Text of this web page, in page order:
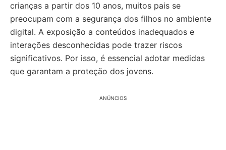
crianças a partir dos 10 anos, muitos pais se
preocupam com a segurança dos filhos no ambiente
digital. A exposição a conteúdos inadequados e
interações desconhecidas pode trazer riscos
significativos. Por isso, é essencial adotar medidas
que garantam a proteção dos jovens.
ANÚNCIOS